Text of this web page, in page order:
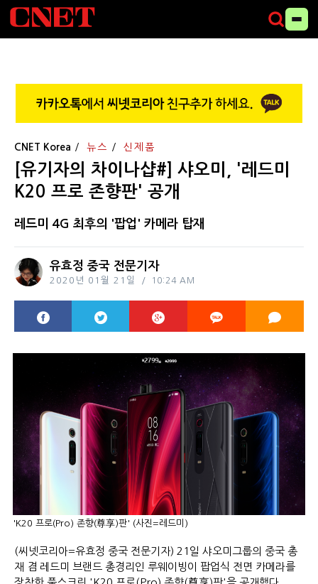
CNET Korea 뉴스 신제품
[유기자의 차이나샵#] 샤오미, '레드미
K20 프로 존향판' 공개
레드미 4G 최후의 '팝업' 카메라 탑재
유효정 중국 전문기자
2020년 01월 21일 10:24 AM
'K20 프로(Pro) 존향(尊享)판' (사진=레드미)
(씨넷코리아=유효정 중국 전문기자) 21일 샤오미그룹의 중국 총
재 겸 레드미 브랜드 총경리인 루웨이빙이 팝업식 전면 카메라를